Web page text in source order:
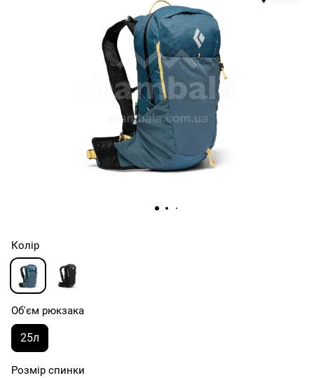
Колір
Об'єм рюкзака
25л
Розмір спинки